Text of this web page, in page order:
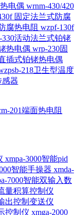
电偶 wrnm-430/420
固定法兰式防腐
腐热电阻 wzpf-130f
330活动法兰式铂铑
热电偶 wrp-230固
插式铂铑热电偶
218卫生型温度
感器
201端面热电阻
xmpa-3000智能pid
智能手操器 xmda-
7000智能双输入数
量积算控制仪
出控制变送仪
控制仪 xmga-2000